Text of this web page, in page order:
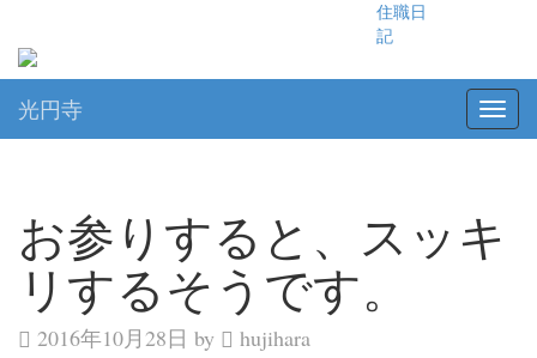
住職日
記
光円寺
お参りすると、スッキ
リするそうです。
2016年10月28日 by
hujihara